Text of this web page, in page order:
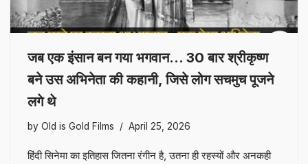
जब एक इंसान बन गया भगवान… 30 बार श्रीकृष्ण
बने उस अभिनेता की कहानी, जिसे लोग सचमुच पूजने
लगे थे
by Old is Gold Films April 25, 2026
हिंदी सिनेमा का इतिहास जितना रंगीन है, उतना ही रहस्यों और अनकही